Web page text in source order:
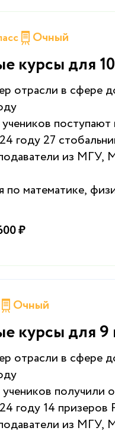
Очный
курсы для 10
отрасли в сфере
году 27
из МГУ,
по математике,
₽
Очный
курсы для 9
отрасли в сфере
получили
году 14
из